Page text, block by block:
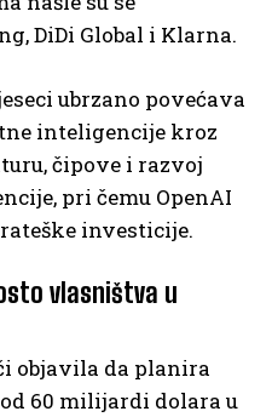
DiDi Global i Klarna.
ubrzano povećava
inteligencije kroz
čipove i razvoj
pri čemu OpenAI
investicije.
vlasništva u
objavila da planira
60 milijardi dolara u